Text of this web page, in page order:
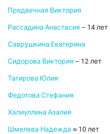
Предвечная Виктория
Рассадина Анастасия – 14 лет
Саврушкина Екатерина
Сидорова Виктория – 12 лет
Тагирова Юлия
Федотова Стефания
Халиуллина Азалия
Шмелева Надежда ≈ 10 лет